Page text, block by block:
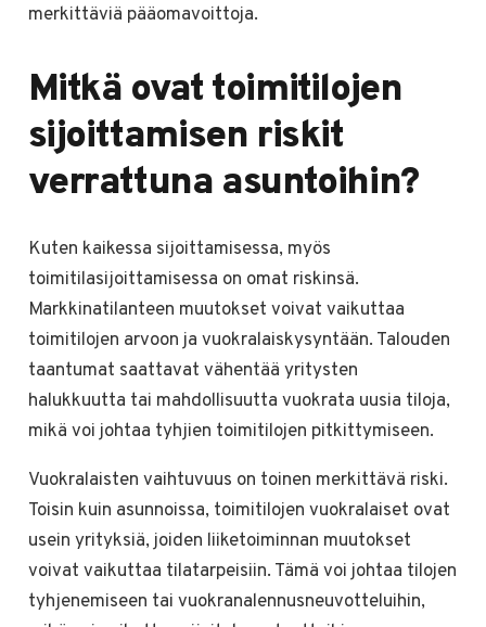
merkittäviä pääomavoittoja.
Mitkä ovat toimitilojen
sijoittamisen riskit
verrattuna asuntoihin?
Kuten kaikessa sijoittamisessa, myös
toimitilasijoittamisessa on omat riskinsä.
Markkinatilanteen muutokset voivat vaikuttaa
toimitilojen arvoon ja vuokralaiskysyntään. Talouden
taantumat saattavat vähentää yritysten
halukkuutta tai mahdollisuutta vuokrata uusia tiloja,
mikä voi johtaa tyhjien toimitilojen pitkittymiseen.
Vuokralaisten vaihtuvuus on toinen merkittävä riski.
Toisin kuin asunnoissa, toimitilojen vuokralaiset ovat
usein yrityksiä, joiden liiketoiminnan muutokset
voivat vaikuttaa tilatarpeisiin. Tämä voi johtaa tilojen
tyhjenemiseen tai vuokranalennusneuvotteluihin,